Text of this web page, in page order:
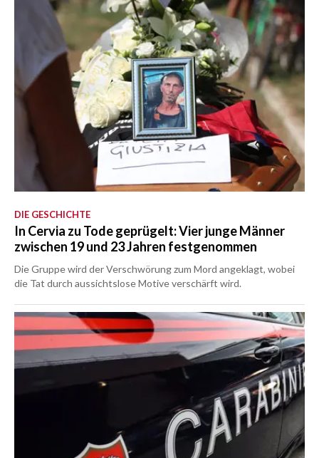
DIE GESCHICHTE
In Cervia zu Tode geprügelt: Vier junge Männer
zwischen 19 und 23 Jahren festgenommen
Die Gruppe wird der Verschwörung zum Mord angeklagt, wobei
die Tat durch aussichtslose Motive verschärft wird.